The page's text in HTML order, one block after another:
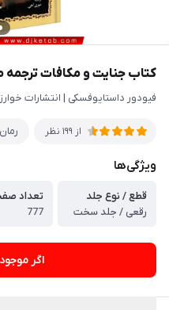
کتاب جنایت و مکافات
فیودور داستایوفسکی | انتشارات
از199 نظر
ویژگی‌ها
قطع / نوع جلد
رقعی / جلد سخت
تعداد
777
اگر